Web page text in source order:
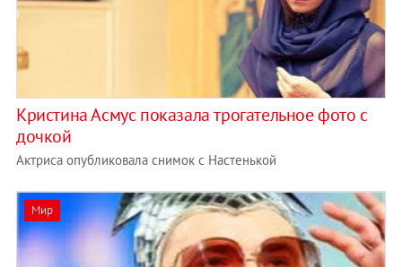
Кристина Асмус показала трогательное фото с
дочкой
Актриса опубликовала снимок с Настенькой
Мир